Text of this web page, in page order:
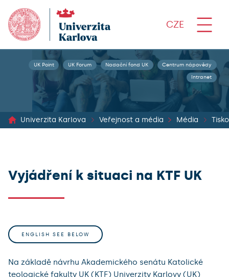
CZE
UK Point UK Forum Nadační fond UK Centrum nápovědy
Intranet
Univerzita Karlova Veřejnost a média Média
Vyjádření k situaci na KTF UK
ENGLISH SEE BELOW
Na základě návrhu Akademického senátu Katolické
teologické fakulty UK (KTF) Univerzity Karlovy (UK)